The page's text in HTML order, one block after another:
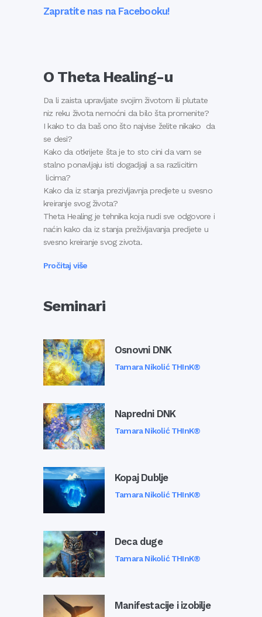
Zapratite nas na Facebooku!
O Theta Healing-u
Da li zaista upravljate svojim životom ili plutate
niz reku života nemoćni da bilo šta promenite?
I kako to da baš ono što najvise želite nikako da
se desi?
Kako da otkrijete šta je to sto cini da vam se
stalno ponavljaju isti dogadjaji a sa razlicitim
licima?
Kako da iz stanja prezivljavnja predjete u svesno
kreiranje svog života?
Theta Healing je tehnika koja nudi sve odgovore i
naćin kako da iz stanja preživljavanja predjete u
svesno kreiranje svog zivota.
Pročitaj više
Seminari
Osnovni DNK
Tamara Nikolić THInK®
Napredni DNK
Tamara Nikolić THInK®
Kopaj Dublje
Tamara Nikolić THInK®
Deca duge
Tamara Nikolić THInK®
Manifestacije i izobilje